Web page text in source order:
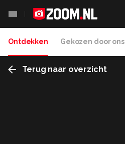
Ontdekken Gekozen door ons
Terug naar overzicht